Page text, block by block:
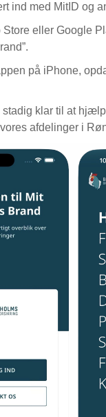
ind med MitID og
Store eller Google
på iPhone,
stadig klar til at
afdelinger i